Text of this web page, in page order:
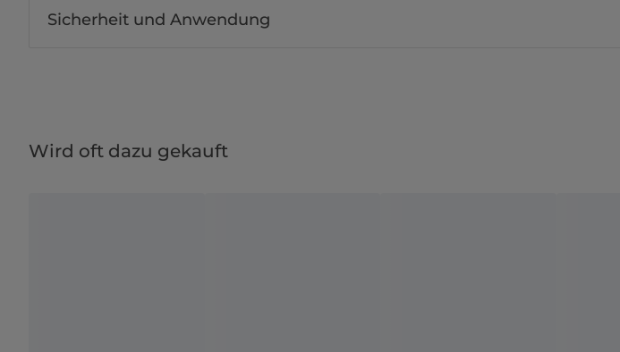
Sicherheit und Anwendung
Wird oft dazu gekauft